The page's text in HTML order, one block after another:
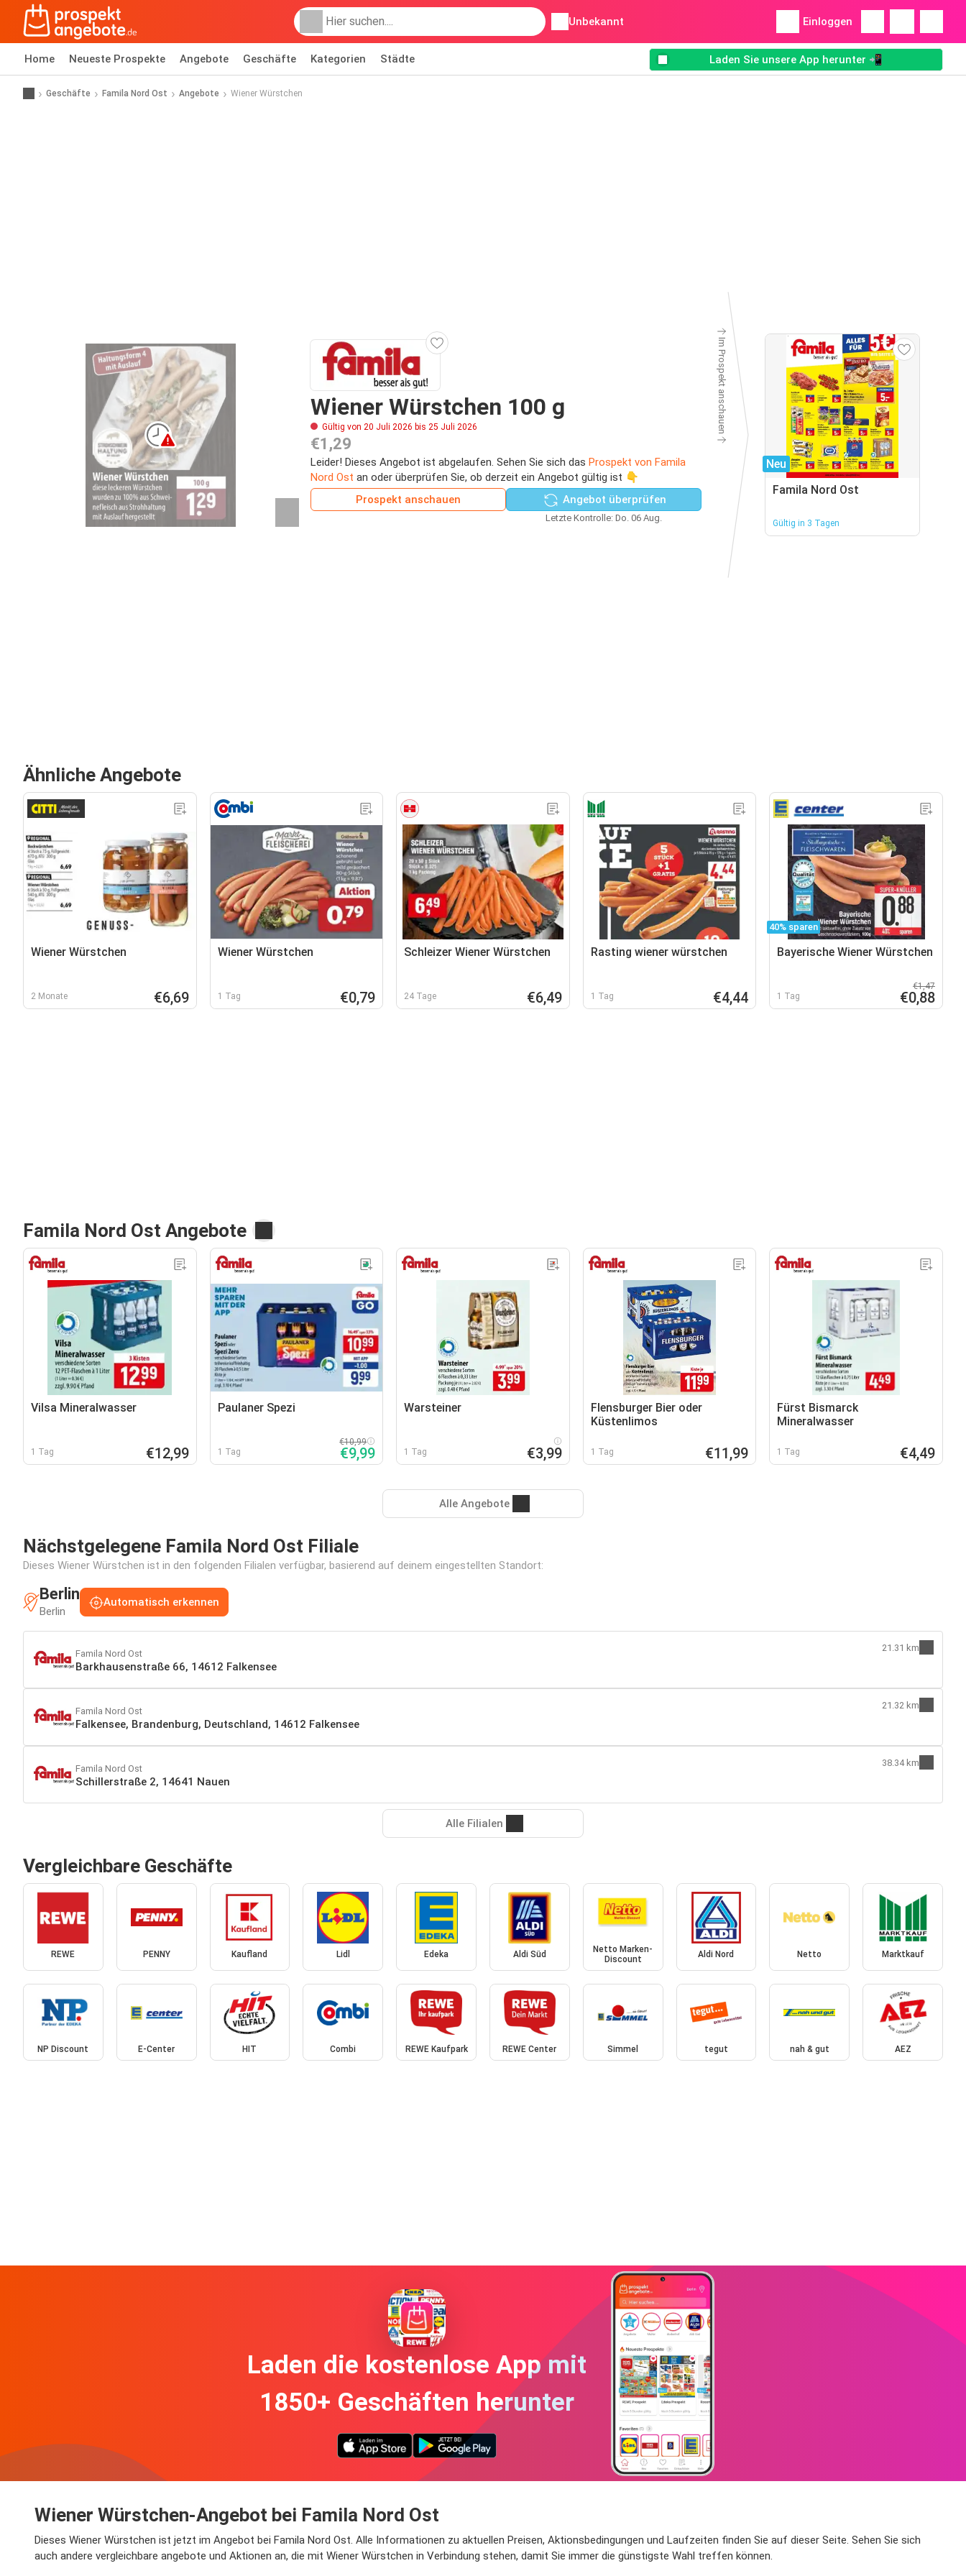
Unbekannt Einloggen
Home Neueste Prospekte Angebote Geschäfte Kategorien Städte Laden Sie unsere App herunter 📲
Geschäfte Famila Nord Ost Angebote Wiener Würstchen
Wiener Würstchen 100 g
Gültig von 20 Juli 2026 bis 25 Juli 2026
€1,29
Leider! Dieses Angebot ist abgelaufen. Sehen Sie sich das Prospekt von Famila
Nord Ost an oder überprüfen Sie, ob derzeit ein Angebot gültig ist 👇
Prospekt anschauen
Angebot überprüfen
Letzte Kontrolle: Do. 06 Aug.
Im Prospekt anschauen
Neu
Famila Nord Ost
Gültig in 3 Tagen
Ähnliche Angebote
Wiener Würstchen
2 Monate €6,69
Wiener Würstchen
1 Tag €0,79
Schleizer Wiener Würstchen
24 Tage €6,49
Rasting wiener würstchen
1 Tag €4,44
40% sparen
Bayerische Wiener Würstchen
1 Tag
€1,47
€0,88
Famila Nord Ost Angebote
Vilsa Mineralwasser
1 Tag €12,99
Paulaner Spezi
1 Tag
€10,99
€9,99
Warsteiner
1 Tag €3,99
Flensburger Bier oder
Küstenlimos
1 Tag €11,99
Fürst Bismarck
Mineralwasser
1 Tag €4,49
Alle Angebote
Nächstgelegene Famila Nord Ost Filiale
Dieses Wiener Würstchen ist in den folgenden Filialen verfügbar, basierend auf deinem eingestellten Standort:
Berlin
Berlin
Automatisch erkennen
Famila Nord Ost
Barkhausenstraße 66, 14612 Falkensee
21.31 km
Famila Nord Ost
Falkensee, Brandenburg, Deutschland, 14612 Falkensee
21.32 km
Famila Nord Ost
Schillerstraße 2, 14641 Nauen
38.34 km
Alle Filialen
Vergleichbare Geschäfte
REWE PENNY Kaufland Lidl Edeka Aldi Süd
Netto Marken-
Discount
Aldi Nord Netto Marktkauf
NP Discount E-Center HIT Combi REWE Kaufpark REWE Center Simmel tegut nah & gut AEZ
Laden die kostenlose App mit
1850+ Geschäften herunter
Wiener Würstchen-Angebot bei Famila Nord Ost
Dieses Wiener Würstchen ist jetzt im Angebot bei Famila Nord Ost. Alle Informationen zu aktuellen Preisen, Aktionsbedingungen und Laufzeiten finden Sie auf dieser Seite. Sehen Sie sich
auch andere vergleichbare angebote und Aktionen an, die mit Wiener Würstchen in Verbindung stehen, damit Sie immer die günstigste Wahl treffen können.